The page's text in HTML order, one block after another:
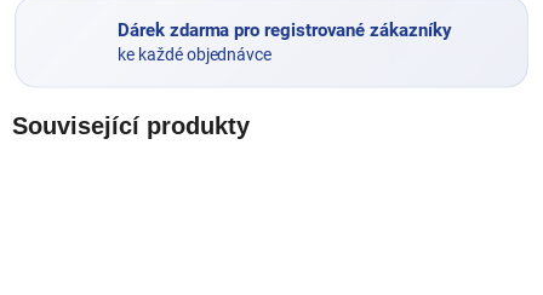
Dárek zdarma pro registrované zákazníky
ke každé objednávce
Související produkty